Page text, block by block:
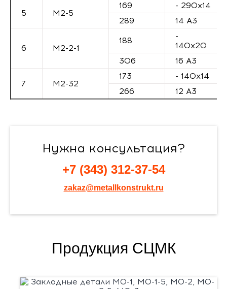
5 М2-5
169
- 290х14
289
14 А3
6 М2-2-1
188
-
140х20
306
16 А3
7 М2-32
173
- 140х14
266
12 А3
Нужна консультация?
+7 (343) 312-37-54
zakaz@metallkonstrukt.ru
Продукция СЦМК